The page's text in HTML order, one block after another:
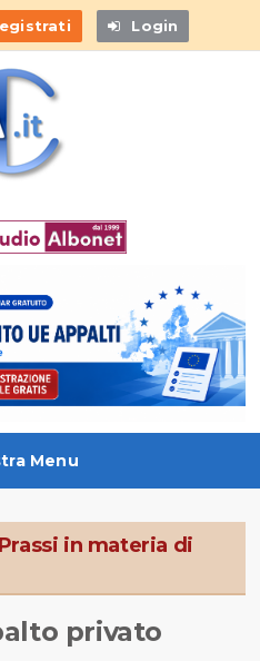
Login
Menu
in materia di
privato